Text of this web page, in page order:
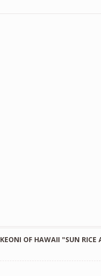
OF HAWAII "SUN